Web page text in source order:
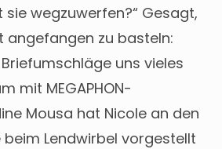
wegzuwerfen?“ Gesagt,
angefangen zu basteln:
uns vieles
mit MEGAPHON-
Mousa hat Nicole an den
Lendwirbel vorgestellt